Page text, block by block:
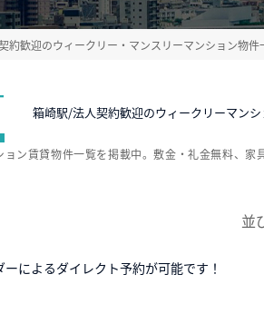
約歓迎のウィークリー・マンスリーマンション物件
箱崎駅/法人契約歓迎のウィークリーマン
並
によるダイレクト予約が可能です！
ン賃貸物件一覧を掲載中。敷金・礼金無料、家